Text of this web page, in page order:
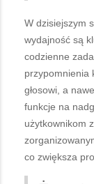
W dzisiejszym
wydajność są
codzienne
przypomnienia
głosowi, a
funkcje na
użytkownikom
co zwiększa